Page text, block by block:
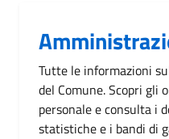
Tutte le informazioni
del Comune. Scopri gli
personale e consulta i
statistiche e i bandi di